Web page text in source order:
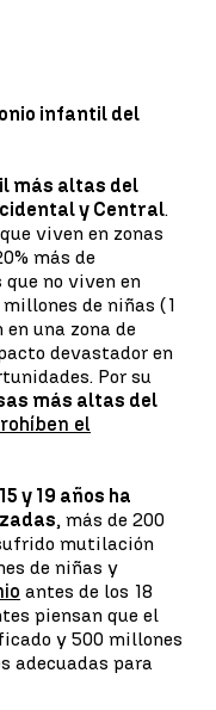
infantil del
más altas del
y Central.
viven en zonas
más de
no viven en
de niñas (1
una zona de
devastador en
Por su
más altas del
el
y 19 años ha
, más de 200
mutilación
de niñas y
antes de los 18
piensan que el
y 500 millones
adecuadas para